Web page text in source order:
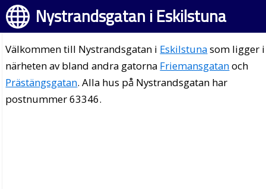
Nystrandsgatan i Eskilstuna
Välkommen till Nystrandsgatan i Eskilstunasom ligger i
närheten av bland andra gatorna Friemansgatanoch
Prästängsgatan. Alla hus på Nystrandsgatan har
postnummer 63346.